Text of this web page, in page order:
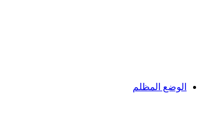
الوضع المظلم